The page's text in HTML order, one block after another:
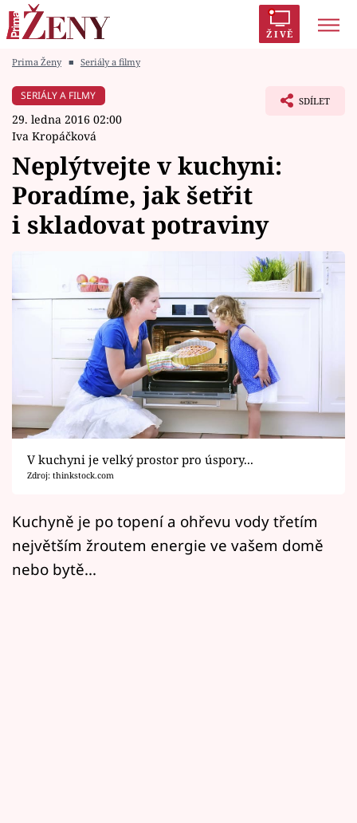
ŽIVĚ
Módní alarm
Témata
Celebrity
Vztahy
Horoskopy
Sledujte prima+
Filmový festival Karlovy Vary
Pořady
Mámy sobě
Přihlášení
Prima Ženy ■ Seriály a filmy
SERIÁLY A FILMY
29. ledna 2016 02:00
Iva Kropáčková
SDÍLET
Neplýtvejte v kuchyni:
Poradíme, jak šetřit
i skladovat potraviny
V kuchyni je velký prostor pro úspory...
Zdroj: thinkstock.com
Kuchyně je po topení a ohřevu vody třetím
největším žroutem energie ve vašem domě
nebo bytě...